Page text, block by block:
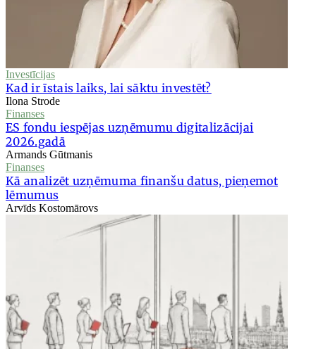
Investīcijas
Kad ir īstais laiks, lai sāktu investēt?
Ilona Strode
Finanses
ES fondu iespējas uzņēmumu digitalizācijai
2026.gadā
Armands Gūtmanis
Finanses
Kā analizēt uzņēmuma finanšu datus, pieņemot
lēmumus
Arvīds Kostomārovs